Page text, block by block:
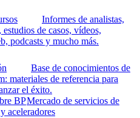
Informes de analistas,
de casos, vídeos,
podcasts y mucho más.
Base de conocimientos de
materiales de referencia para
el éxito.
BPMercado de servicios de
aceleradores